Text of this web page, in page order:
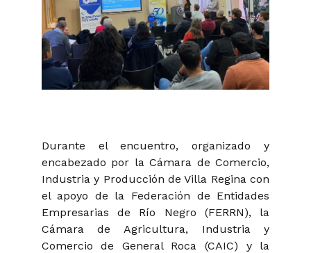
Durante el encuentro, organizado y
encabezado por la Cámara de Comercio,
Industria y Producción de Villa Regina con
el apoyo de la Federación de Entidades
Empresarias de Río Negro (FERRN), la
Cámara de Agricultura, Industria y
Comercio de General Roca (CAIC) y la